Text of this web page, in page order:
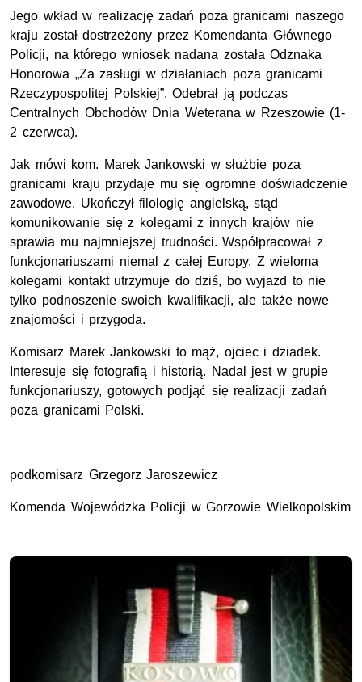
Jego wkład w realizację zadań poza granicami naszego
kraju został dostrzeżony przez Komendanta Głównego
Policji, na którego wniosek nadana została Odznaka
Honorowa „Za zasługi w działaniach poza granicami
Rzeczypospolitej Polskiej”. Odebrał ją podczas
Centralnych Obchodów Dnia Weterana w Rzeszowie (1-
2 czerwca).
Jak mówi kom. Marek Jankowski w służbie poza
granicami kraju przydaje mu się ogromne doświadczenie
zawodowe. Ukończył filologię angielską, stąd
komunikowanie się z kolegami z innych krajów nie
sprawia mu najmniejszej trudności. Współpracował z
funkcjonariuszami niemal z całej Europy. Z wieloma
kolegami kontakt utrzymuje do dziś, bo wyjazd to nie
tylko podnoszenie swoich kwalifikacji, ale także nowe
znajomości i przygoda.
Komisarz Marek Jankowski to mąż, ojciec i dziadek.
Interesuje się fotografią i historią. Nadal jest w grupie
funkcjonariuszy, gotowych podjąć się realizacji zadań
poza granicami Polski.
podkomisarz Grzegorz Jaroszewicz
Komenda Wojewódzka Policji w Gorzowie Wielkopolskim